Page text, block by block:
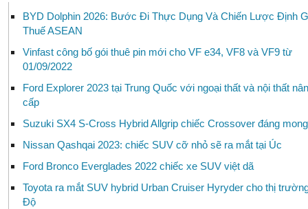
BYD Dolphin 2026: Bước Đi Thực Dụng Và Chiến Lược Định
Thuế ASEAN
Vinfast công bố gói thuê pin mới cho VF e34, VF8 và VF9 từ
01/09/2022
Ford Explorer 2023 tại Trung Quốc với ngoại thất và nội thất
cấp
Suzuki SX4 S-Cross Hybrid Allgrip chiếc Crossover đáng
Nissan Qashqai 2023: chiếc SUV cỡ nhỏ sẽ ra mắt tại Úc
Ford Bronco Everglades 2022 chiếc xe SUV việt dã
Toyota ra mắt SUV hybrid Urban Cruiser Hyryder cho thị
Độ